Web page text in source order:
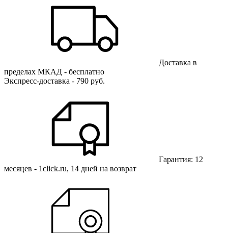
Доставка в
пределах МКАД - бесплатно
Экспресс-доставка - 790 руб.
Гарантия: 12
месяцев - 1click.ru, 14 дней на возврат